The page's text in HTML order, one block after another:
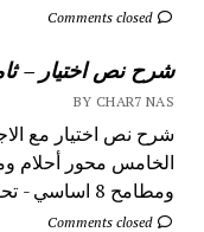
Comments closed
شرح نص اختيار –
BY CHAR7 NAS
الخامس محور أحلام
ومطامح 8 اساسي - تحضير...
Comments closed